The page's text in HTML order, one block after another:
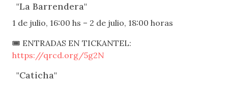
"La Barrendera"
1 de julio, 16:00 hs – 2 de julio, 18:00 horas
🎟 ENTRADAS EN TICKANTEL:
https://qrcd.org/5g2N
"Caticha"